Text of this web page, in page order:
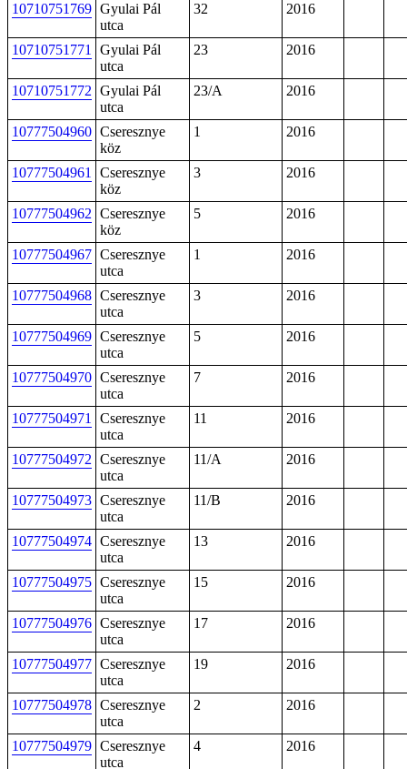
10710751769 Gyulai Pál
utca
32 2016
10710751771
Gyulai Pál
utca
23 2016
10710751772 Gyulai Pál
utca
23/A 2016
10777504960 Cseresznye
köz
1 2016
10777504961
Cseresznye
köz
3 2016
10777504962 Cseresznye
köz
5 2016
10777504967 Cseresznye
utca
1 2016
10777504968 Cseresznye
utca
3 2016
10777504969 Cseresznye
utca
5 2016
10777504970 Cseresznye
utca
7 2016
10777504971
Cseresznye
utca
11 2016
10777504972 Cseresznye
utca
11/A 2016
10777504973 Cseresznye
utca
11/B 2016
10777504974 Cseresznye
utca
13 2016
10777504975 Cseresznye
utca
15 2016
10777504976 Cseresznye
utca
17 2016
10777504977 Cseresznye
utca
19 2016
10777504978 Cseresznye
utca
2 2016
10777504979 Cseresznye
utca
4 2016